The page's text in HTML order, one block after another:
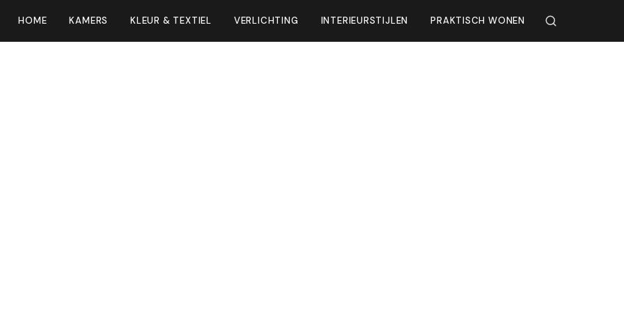
HOME KAMERS KLEUR & TEXTIEL VERLICHTING INTERIEURSTIJLEN PRAKTISCH WONEN